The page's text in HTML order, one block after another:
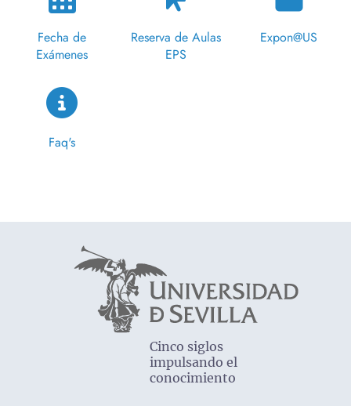
Fecha de
Exámenes
Reserva de Aulas
EPS
Expon@US
Faq's
Cinco siglos
impulsando el
conocimiento